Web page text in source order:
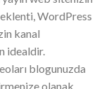
eklenti, WordPress
kanal
idealdir.
blogunuzda
olanak